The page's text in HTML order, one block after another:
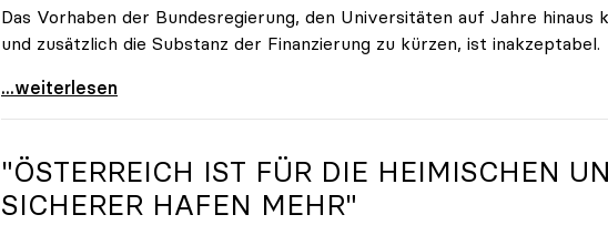
Das Vorhaben der Bundesregierung, den Universitäten auf Jahre hinaus
und zusätzlich die Substanz der Finanzierung zu kürzen, ist inakzeptabel.
#UnisRetten Warum es sich zu demonstrieren lohnt
...weiterlesen
"ÖSTERREICH IST FÜR DIE HEIMISCHEN
SICHERER HAFEN MEHR"